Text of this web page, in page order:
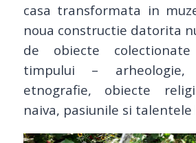
casa transformata in
noua constructie datorita
de obiecte
timpului – arheologie,
etnografie, obiecte
naiva, pasiunile si